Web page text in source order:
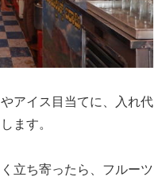
アイス目当てに、入れ代
ます。
立ち寄ったら、フルーツ